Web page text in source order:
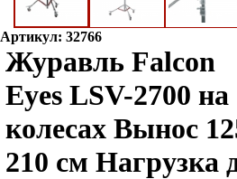
Артикул: 32766
Журавль Falcon
Eyes LSV-2700 на
колесах Вынос
210 см Нагрузка